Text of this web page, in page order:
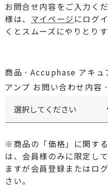
お問合せ内容をご入力く
様は、 マイページ にログ
くとスムーズにやりとり
商品
Accuphase アキュ
アンプ お問い合わせ内容
※商品の「価格」に関す
は、会員様のみに限定し
ますが会員登録またはロ
さい。